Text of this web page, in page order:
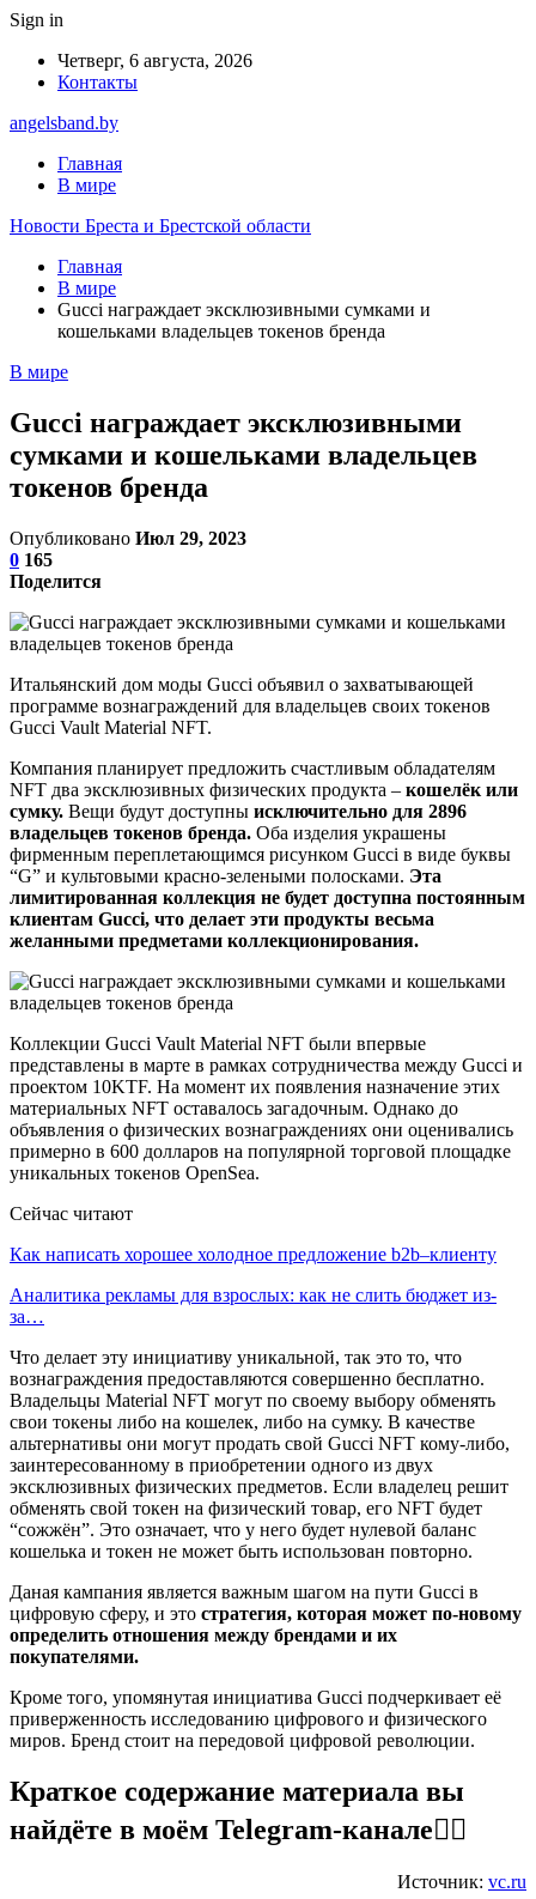
Sign in
Четверг, 6 августа, 2026
Контакты
angelsband.by
Главная
В мире
Новости Бреста и Брестской области
Главная
В мире
Gucci награждает эксклюзивными сумками и
кошельками владельцев токенов бренда
В мире
Gucci награждает эксклюзивными
сумками и кошельками владельцев
токенов бренда
Опубликовано Июл 29, 2023
0 165
Поделится
Итальянский дом моды Gucci объявил о захватывающей
программе вознаграждений для владельцев своих токенов
Gucci Vault Material NFT.
Компания планирует предложить счастливым обладателям
NFT два эксклюзивных физических продукта – кошелёк или
сумку. Вещи будут доступны исключительно для 2896
владельцев токенов бренда. Оба изделия украшены
фирменным переплетающимся рисунком Gucci в виде буквы
“G” и культовыми красно-зелеными полосками. Эта
лимитированная коллекция не будет доступна постоянным
клиентам Gucci, что делает эти продукты весьма
желанными предметами коллекционирования.
Коллекции Gucci Vault Material NFT были впервые
представлены в марте в рамках сотрудничества между Gucci и
проектом 10KTF. На момент их появления назначение этих
материальных NFT оставалось загадочным. Однако до
объявления о физических вознаграждениях они оценивались
примерно в 600 долларов на популярной торговой площадке
уникальных токенов OpenSea.
Сейчас читают
Как написать хорошее холодное предложение b2b–клиенту
Аналитика рекламы для взрослых: как не слить бюджет из-
за…
Что делает эту инициативу уникальной, так это то, что
вознаграждения предоставляются совершенно бесплатно.
Владельцы Material NFT могут по своему выбору обменять
свои токены либо на кошелек, либо на сумку. В качестве
альтернативы они могут продать свой Gucci NFT кому-либо,
заинтересованному в приобретении одного из двух
эксклюзивных физических предметов. Если владелец решит
обменять свой токен на физический товар, его NFT будет
“сожжён”. Это означает, что у него будет нулевой баланс
кошелька и токен не может быть использован повторно.
Даная кампания является важным шагом на пути Gucci в
цифровую сферу, и это стратегия, которая может по-новому
определить отношения между брендами и их
покупателями.
Кроме того, упомянутая инициатива Gucci подчеркивает её
приверженность исследованию цифрового и физического
миров. Бренд стоит на передовой цифровой революции.
Краткое содержание материала вы
найдёте в моём Telegram-канале👇🏼
Источник: vc.ru